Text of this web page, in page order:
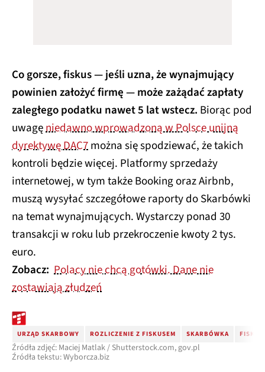
Co gorsze, fiskus — jeśli uzna, że wynajmujący
powinien założyć firmę — może zażądać zapłaty
zaległego podatku nawet 5 lat wstecz. Biorąc pod
uwagęniedawno wprowadzoną w Polsce unijną
dyrektywę DAC7można się spodziewać, że takich
kontroli będzie więcej. Platformy sprzedaży
internetowej, w tym także Booking oraz Airbnb,
muszą wysyłać szczegółowe raporty do Skarbówki
na temat wynajmujących. Wystarczy ponad 30
transakcji w roku lub przekroczenie kwoty 2 tys.
euro.
Zobacz: Polacy nie chcą gotówki. Dane nie
zostawiają złudzeń
URZĄD SKARBOWY ROZLICZENIE Z FISKUSEM SKARBÓWKA FISKUS
Źródła zdjęć: Maciej Matlak / Shutterstock.com, gov.pl
Źródła tekstu: Wyborcza.biz